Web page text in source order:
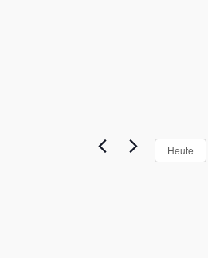
2026 Heute